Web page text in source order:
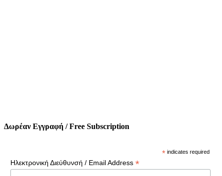
Δωρέαν Εγγραφή / Free Subscription
* indicates required
Ηλεκτρονική Διεύθυνσή / Email Address *